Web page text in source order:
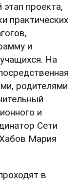
проекта,
практических
и
На
родителями
и
Сети
Мария
в